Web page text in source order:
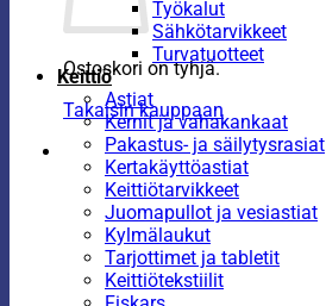
Ostoskori on tyhjä.
Takaisin kauppaan
Työkalut
Sähkötarvikkeet
Turvatuotteet
Keittiö
Astiat
Kernit ja vahakankaat
Pakastus- ja säilytysrasiat
Kertakäyttöastiat
Keittiötarvikkeet
Juomapullot ja vesiastiat
Kylmälaukut
Tarjottimet ja tabletit
Keittiötekstiilit